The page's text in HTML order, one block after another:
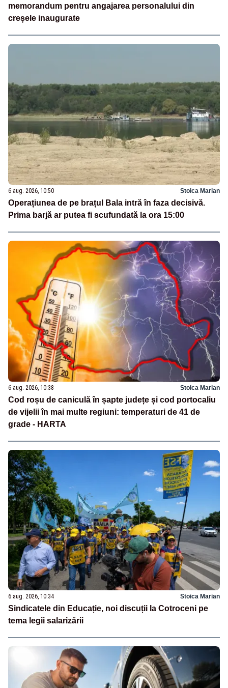
memorandum pentru angajarea personalului din
creșele inaugurate
6 aug. 2026, 10:50 Stoica Marian
Operațiunea de pe brațul Bala intră în faza decisivă.
Prima barjă ar putea fi scufundată la ora 15:00
6 aug. 2026, 10:38 Stoica Marian
Cod roșu de caniculă în șapte județe și cod portocaliu
de vijelii în mai multe regiuni: temperaturi de 41 de
grade - HARTA
6 aug. 2026, 10:34 Stoica Marian
Sindicatele din Educație, noi discuții la Cotroceni pe
tema legii salarizării